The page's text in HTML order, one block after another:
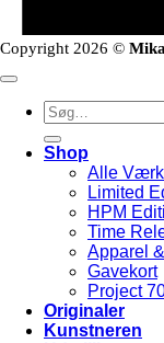
Copyright 2026 ©
Søg
efter:
Shop
Alle
Limited
HPM
Time
Apparel
Gavekort
Project
Originaler
Kunstneren